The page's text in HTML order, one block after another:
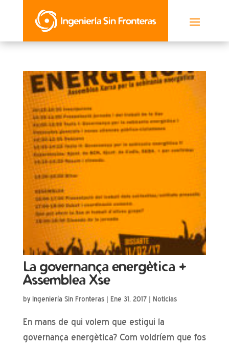
La governança energètica +
Assemblea Xse
by Ingeniería Sin Fronteras| Ene 31, 2017| Noticias
En mans de qui volem que estigui la
governança energètica? Com voldríem que fos